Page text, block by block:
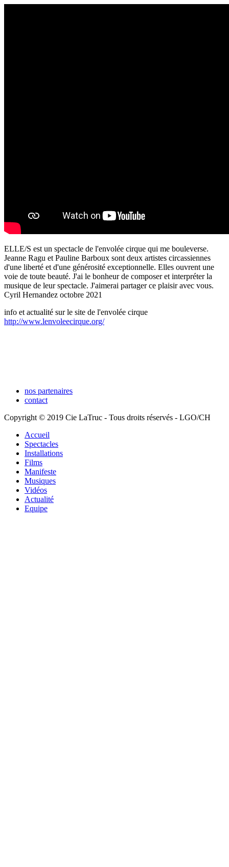
ELLE/S est un spectacle de l'envolée cirque qui me bouleverse.
Jeanne Ragu et Pauline Barboux sont deux artistes circassiennes
d'une liberté et d'une générosité exceptionnelle. Elles ouvrent une
voie de toute beauté. J'ai le bonheur de composer et interpréter la
musique de leur spectacle. J'aimerai partager ce plaisir avec vous.
Cyril Hernandez octobre 2021
info et actualité sur le site de l'envolée cirque
http://www.lenvoleecirque.org/
nos partenaires
contact
Copyright © 2019 Cie LaTruc - Tous droits réservés - LGO/CH
Accueil
Spectacles
Installations
Films
Manifeste
Musiques
Vidéos
Actualité
Equipe